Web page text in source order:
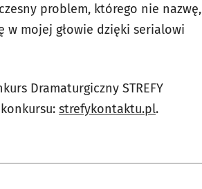
problem, którego nie nazwę,
w mojej głowie dzięki serialowi
Dramaturgiczny STREFY
strefykontaktu.pl.